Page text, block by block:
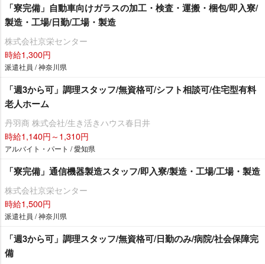
「寮完備」自動車向けガラスの加工・検査・運搬・梱包/即入寮/
製造・工場/日勤/工場・製造
株式会社京栄センター
時給1,300円
派遣社員 / 神奈川県
「週3から可」調理スタッフ/無資格可/シフト相談可/住宅型有料
老人ホーム
丹羽商 株式会社/生き活きハウス春日井
時給1,140円～1,310円
アルバイト・パート / 愛知県
「寮完備」通信機器製造スタッフ/即入寮/製造・工場/工場・製造
株式会社京栄センター
時給1,500円
派遣社員 / 神奈川県
「週3から可」調理スタッフ/無資格可/日勤のみ/病院/社会保障完
備